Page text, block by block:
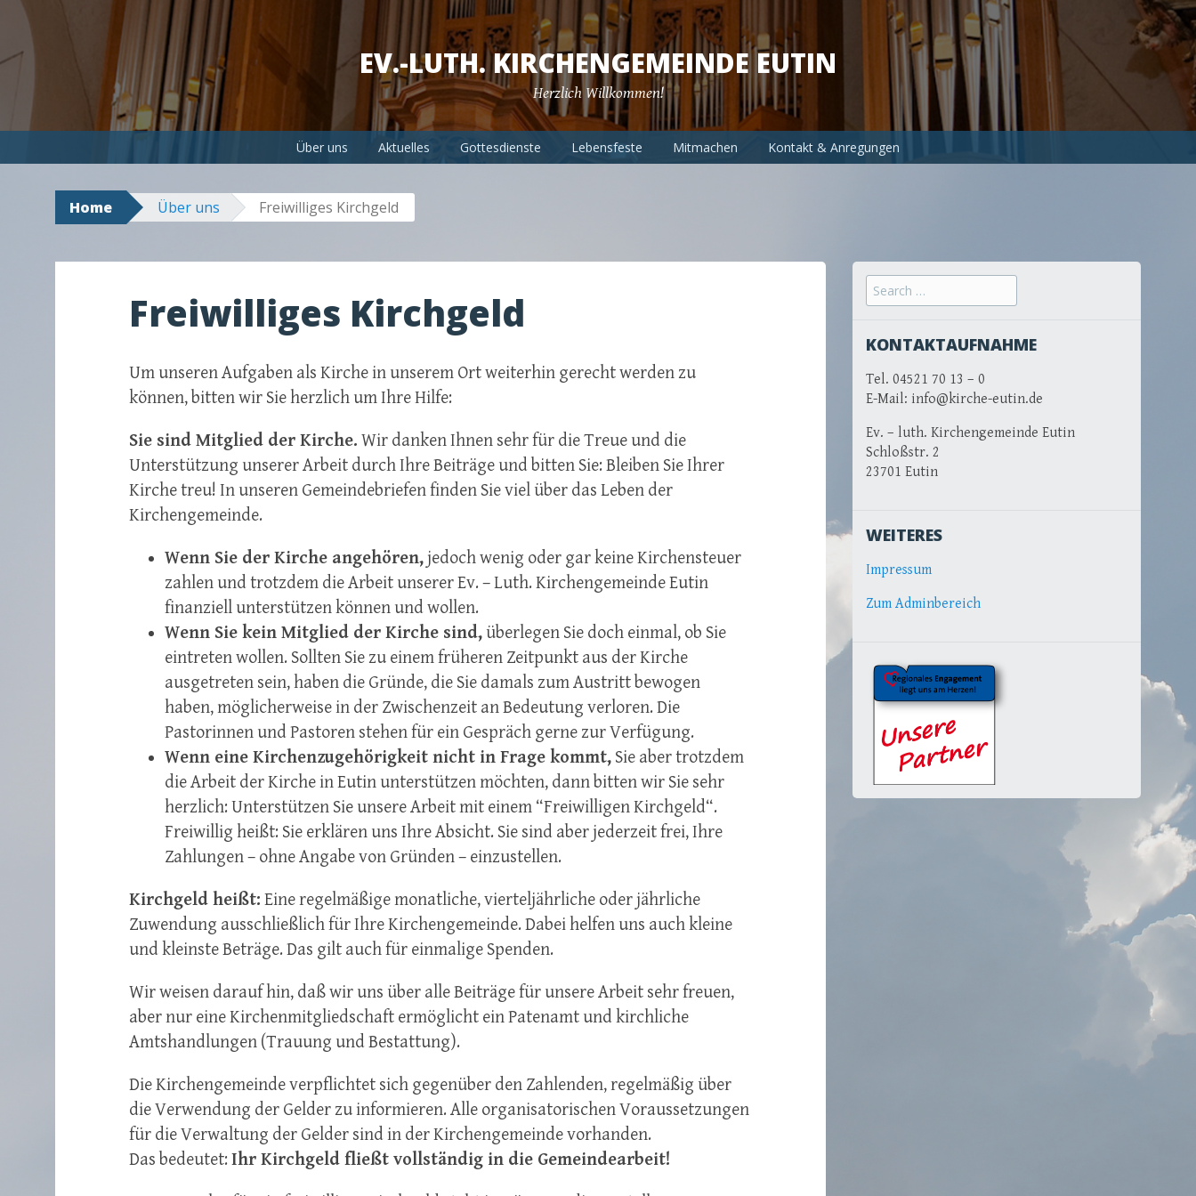
EV.-LUTH. KIRCHENGEMEINDE EUTIN
Herzlich Willkommen!
Über uns Aktuelles Gottesdienste Lebensfeste Mitmachen Kontakt & Anregungen
Home Über uns Freiwilliges Kirchgeld
Freiwilliges Kirchgeld
Um unseren Aufgaben als Kirche in unserem Ort weiterhin gerecht werden zu
können, bitten wir Sie herzlich um Ihre Hilfe:
Sie sind Mitglied der Kirche. Wir danken Ihnen sehr für die Treue und die
Unterstützung unserer Arbeit durch Ihre Beiträge und bitten Sie: Bleiben Sie Ihrer
Kirche treu! In unseren Gemeindebriefen finden Sie viel über das Leben der
Kirchengemeinde.
Wenn Sie der Kirche angehören, jedoch wenig oder gar keine Kirchensteuer
zahlen und trotzdem die Arbeit unserer Ev. – Luth. Kirchengemeinde Eutin
finanziell unterstützen können und wollen.
Wenn Sie kein Mitglied der Kirche sind, überlegen Sie doch einmal, ob Sie
eintreten wollen. Sollten Sie zu einem früheren Zeitpunkt aus der Kirche
ausgetreten sein, haben die Gründe, die Sie damals zum Austritt bewogen
haben, möglicherweise in der Zwischenzeit an Bedeutung verloren. Die
Pastorinnen und Pastoren stehen für ein Gespräch gerne zur Verfügung.
Wenn eine Kirchenzugehörigkeit nicht in Frage kommt, Sie aber trotzdem
die Arbeit der Kirche in Eutin unterstützen möchten, dann bitten wir Sie sehr
herzlich: Unterstützen Sie unsere Arbeit mit einem “Freiwilligen Kirchgeld“.
Freiwillig heißt: Sie erklären uns Ihre Absicht. Sie sind aber jederzeit frei, Ihre
Zahlungen – ohne Angabe von Gründen – einzustellen.
Kirchgeld heißt: Eine regelmäßige monatliche, vierteljährliche oder jährliche
Zuwendung ausschließlich für Ihre Kirchengemeinde. Dabei helfen uns auch kleine
und kleinste Beträge. Das gilt auch für einmalige Spenden.
Wir weisen darauf hin, daß wir uns über alle Beiträge für unsere Arbeit sehr freuen,
aber nur eine Kirchenmitgliedschaft ermöglicht ein Patenamt und kirchliche
Amtshandlungen (Trauung und Bestattung).
Die Kirchengemeinde verpflichtet sich gegenüber den Zahlenden, regelmäßig über
die Verwendung der Gelder zu informieren. Alle organisatorischen Voraussetzungen
für die Verwaltung der Gelder sind in der Kirchengemeinde vorhanden.
Das bedeutet: Ihr Kirchgeld fließt vollständig in die Gemeindearbeit!
Search for:
KONTAKTAUFNAHME
Tel. 04521 70 13 – 0
E-Mail: info@kirche-eutin.de
Ev. – luth. Kirchengemeinde Eutin
Schloßstr. 2
23701 Eutin
WEITERES
Impressum
Zum Adminbereich